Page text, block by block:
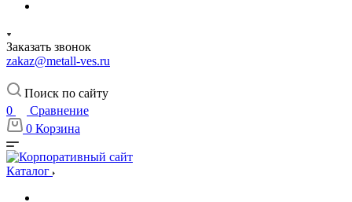
Заказать звонок
zakaz@metall-ves.ru
Поиск по сайту
0
Сравнение
0 Корзина
Каталог